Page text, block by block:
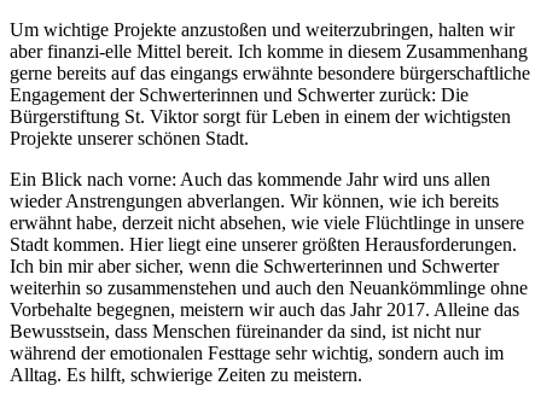
Um wichtige Projekte anzustoßen und weiterzubringen, halten wir
aber finanzi-elle Mittel bereit. Ich komme in diesem Zusammenhang
gerne bereits auf das eingangs erwähnte besondere bürgerschaftliche
Engagement der Schwerterinnen und Schwerter zurück: Die
Bürgerstiftung St. Viktor sorgt für Leben in einem der wichtigsten
Projekte unserer schönen Stadt.
Ein Blick nach vorne: Auch das kommende Jahr wird uns allen
wieder Anstrengungen abverlangen. Wir können, wie ich bereits
erwähnt habe, derzeit nicht absehen, wie viele Flüchtlinge in unsere
Stadt kommen. Hier liegt eine unserer größten Herausforderungen.
Ich bin mir aber sicher, wenn die Schwerterinnen und Schwerter
weiterhin so zusammenstehen und auch den Neuankömmlinge ohne
Vorbehalte begegnen, meistern wir auch das Jahr 2017. Alleine das
Bewusstsein, dass Menschen füreinander da sind, ist nicht nur
während der emotionalen Festtage sehr wichtig, sondern auch im
Alltag. Es hilft, schwierige Zeiten zu meistern.